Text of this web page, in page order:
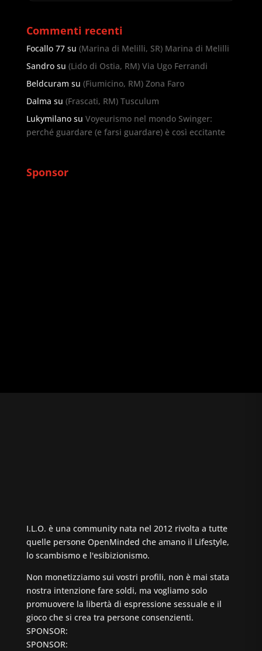
Commenti recenti
Focallo 77su (Marina di Melilli, SR) Marina di Melilli
Sandrosu (Lido di Ostia, RM) Via Ugo Ferrandi
Beldcuram su (Fiumicino, RM) Zona Faro
Dalma su (Frascati, RM) Tusculum
Lukymilanosu Voyeurismo nel mondo Swinger:
perché guardare (e farsi guardare) è così eccitante
Sponsor
I.L.O. è una community nata nel 2012 rivolta a tutte
quelle persone OpenMinded che amano il Lifestyle,
lo scambismo e l'esibizionismo.
Non monetizziamo sui vostri profili, non è mai stata
nostra intenzione fare soldi, ma vogliamo solo
promuovere la libertà di espressione sessuale e il
gioco che si crea tra persone consenzienti.
SPONSOR:
SPONSOR: